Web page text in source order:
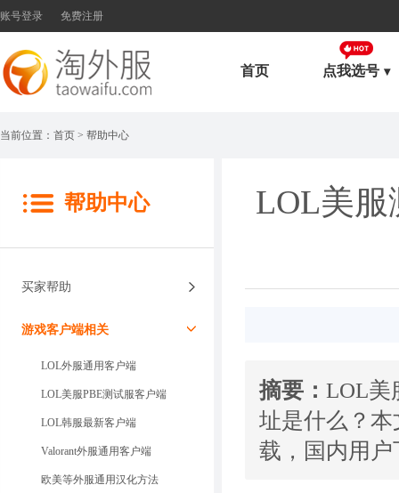
账号登录 免费注册
首页 点我选号
当前位置： 首页 > 帮助中心
帮助中心
买家帮助
游戏客户端相关
LOL外服通用客户端
LOL美服PBE测试服客户端
LOL韩服最新客户端
Valorant外服通用客户端
欧美等外服通用汉化方法
LOL美服
摘要： LOL美
址是什么？
载，国内用